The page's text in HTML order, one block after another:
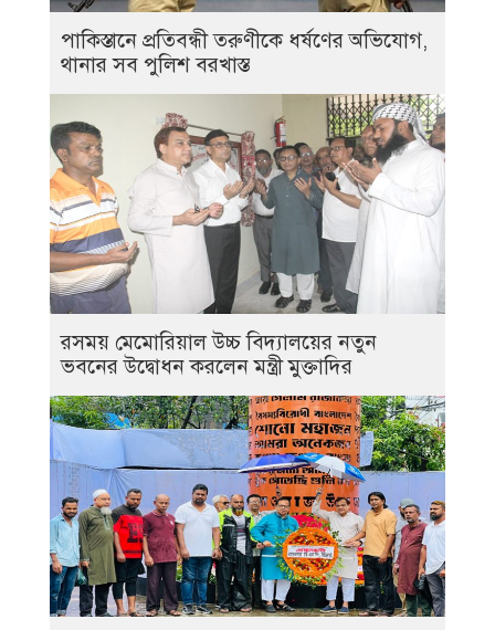
পাকিস্তানে প্রতিবন্ধী তরুণীকে ধর্ষণের অভিযোগ,
থানার সব পুলিশ বরখাস্ত
রসময় মেমোরিয়াল উচ্চ বিদ্যালয়ের নতুন
ভবনের উদ্বোধন করলেন মন্ত্রী মুক্তাদির